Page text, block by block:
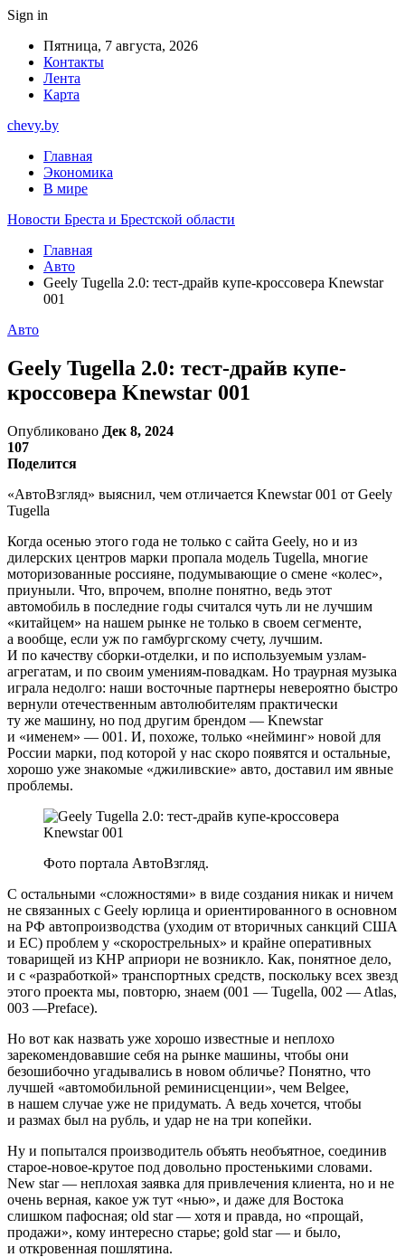
Sign in
Пятница, 7 августа, 2026
Контакты
Лента
Карта
chevy.by
Главная
Экономика
В мире
Новости Бреста и Брестской области
Главная
Авто
Geely Tugella 2.0: тест-драйв купе-кроссовера Knewstar
001
Авто
Geely Tugella 2.0: тест-драйв купе-
кроссовера Knewstar 001
Опубликовано Дек 8, 2024
107
Поделится
«АвтоВзгляд» выяснил, чем отличается Knewstar 001 от Geely
Tugella
Когда осенью этого года не только с сайта Geely, но и из
дилерских центров марки пропала модель Tugella, многие
моторизованные россияне, подумывающие о смене «колес»,
приуныли. Что, впрочем, вполне понятно, ведь этот
автомобиль в последние годы считался чуть ли не лучшим
«китайцем» на нашем рынке не только в своем сегменте,
а вообще, если уж по гамбургскому счету, лучшим.
И по качеству сборки-отделки, и по используемым узлам-
агрегатам, и по своим умениям-повадкам. Но траурная музыка
играла недолго: наши восточные партнеры невероятно быстро
вернули отечественным автолюбителям практически
ту же машину, но под другим брендом — Knewstar
и «именем» — 001. И, похоже, только «нейминг» новой для
России марки, под которой у нас скоро появятся и остальные,
хорошо уже знакомые «джиливские» авто, доставил им явные
проблемы.
Фото портала АвтоВзгляд.
С остальными «сложностями» в виде создания никак и ничем
не связанных с Geely юрлица и ориентированного в основном
на РФ автопроизводства (уходим от вторичных санкций США
и ЕС) проблем у «скорострельных» и крайне оперативных
товарищей из КНР априори не возникло. Как, понятное дело,
и с «разработкой» транспортных средств, поскольку всех звезд
этого проекта мы, повторю, знаем (001 — Tugella, 002 — Atlas,
003 —Preface).
Но вот как назвать уже хорошо известные и неплохо
зарекомендовавшие себя на рынке машины, чтобы они
безошибочно угадывались в новом обличье? Понятно, что
лучшей «автомобильной реминисценции», чем Belgee,
в нашем случае уже не придумать. А ведь хочется, чтобы
и размах был на рубль, и удар не на три копейки.
Ну и попытался производитель объять необъятное, соединив
старое-новое-крутое под довольно простенькими словами.
New star — неплохая заявка для привлечения клиента, но и не
очень верная, какое уж тут «нью», и даже для Востока
слишком пафосная; old star — хотя и правда, но «прощай,
продажи», кому интересно старье; gold star — и было,
и откровенная пошлятина.